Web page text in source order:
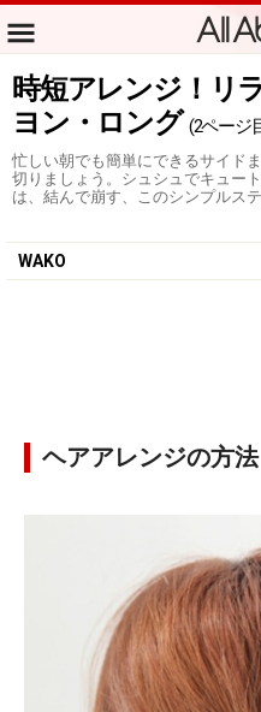
時短アレンジ！リ
ヨン・ロング (2ページ
忙しい朝でも簡単にできるサイド
切りましょう。シュシュでキュー
は、結んで崩す、このシンプルステ
WAKO
ヘアアレンジの方法